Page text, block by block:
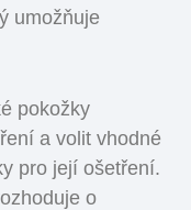
umožňuje
pokožky
a volit vhodné
pro její ošetření.
o